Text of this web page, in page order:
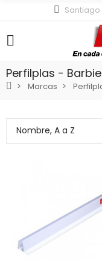
Santiago
Perfilplas -
Marcas